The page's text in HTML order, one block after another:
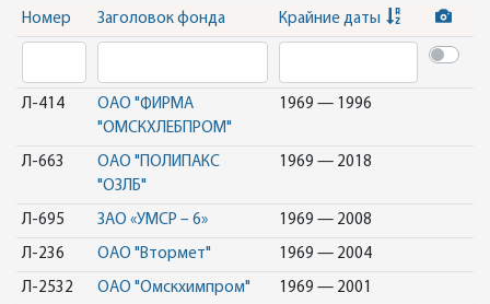
Номер Заголовок фонда Крайние даты
Л-414
ОАО "ФИРМА
"ОМСКХЛЕБПРОМ"
1969 — 1996
Л-663
ОАО "ПОЛИПАКС
"ОЗЛБ"
1969 — 2018
Л-695 ЗАО «УМСР – 6» 1969 — 2008
Л-236 ОАО "Втормет" 1969 — 2004
Л-2532 ОАО "Омскхимпром" 1969 — 2001